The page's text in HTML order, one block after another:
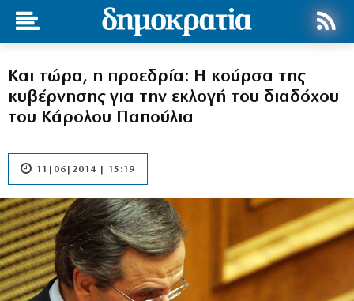
Και τώρα, η προεδρία: Η κούρσα της
κυβέρνησης για την εκλογή του διαδόχου
του Κάρολου Παπούλια
11|06|2014 | 15:19